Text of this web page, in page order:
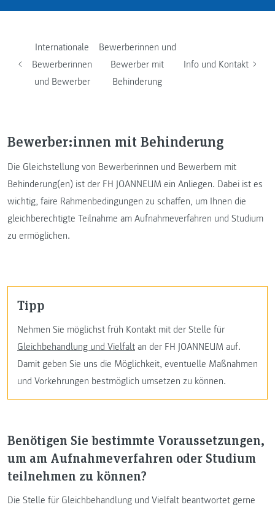
Internationale
Bewerberinnen
und Bewerber
Bewerberinnen und
Bewerber mit
Behinderung
Info und Kontakt
Bewerber:innen mit Behinderung
Die Gleichstellung von Bewerberinnen und Bewerbern mit
Behinderung(en) ist der FH JOANNEUM ein Anliegen. Dabei ist es
wichtig, faire Rahmenbedingungen zu schaffen, um Ihnen die
gleichberechtigte Teilnahme am Aufnahmeverfahren und Studium
zu ermöglichen.
Tipp
Nehmen Sie möglichst früh Kontakt mit der Stelle für
Gleichbehandlung und Vielfalt an der FH JOANNEUM auf.
Damit geben Sie uns die Möglichkeit, eventuelle Maßnahmen
und Vorkehrungen bestmöglich umsetzen zu können.
Benötigen Sie bestimmte Voraussetzungen,
um am Aufnahmeverfahren oder Studium
teilnehmen zu können?
Die Stelle für Gleichbehandlung und Vielfalt beantwortet gerne